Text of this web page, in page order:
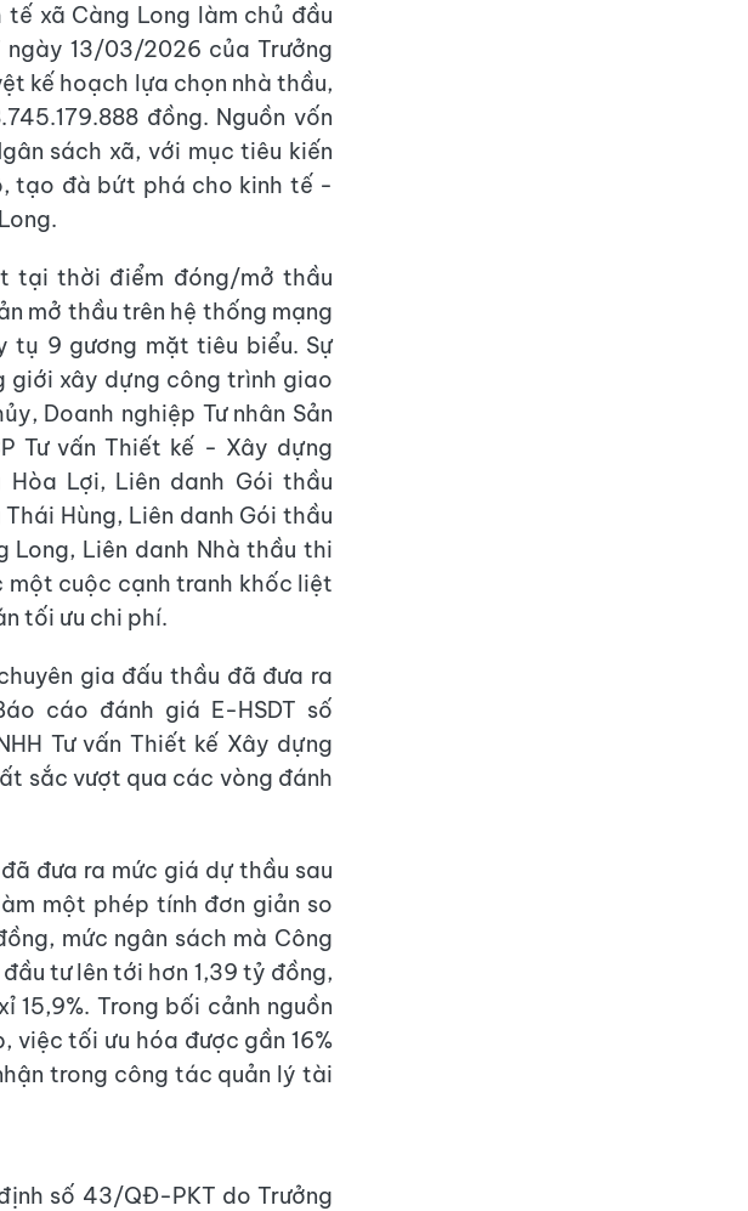
xã Càng Long làm chủ đầu
13/03/2026 của Trưởng
kế hoạch lựa chọn nhà thầu,
đồng. Nguồn vốn
sách xã, với mục tiêu kiến
tạo đà bứt phá cho kinh tế -
tại thời điểm đóng/mở thầu
mở thầu trên hệ thống mạng
tụ 9 gương mặt tiêu biểu. Sự
giới xây dựng công trình giao
Doanh nghiệp Tư nhân Sản
Tư vấn Thiết kế - Xây dựng
Lợi, Liên danh Gói thầu
Hùng, Liên danh Gói thầu
Long, Liên danh Nhà thầu thi
một cuộc cạnh tranh khốc liệt
tối ưu chi phí.
gia đấu thầu đã đưa ra
cáo đánh giá E-HSDT số
Tư vấn Thiết kế Xây dựng
sắc vượt qua các vòng đánh
đưa ra mức giá dự thầu sau
một phép tính đơn giản so
mức ngân sách mà Công
tư lên tới hơn 1,39 tỷ đồng,
Trong bối cảnh nguồn
việc tối ưu hóa được gần 16%
trong công tác quản lý tài
số 43/QĐ-PKT do Trưởng